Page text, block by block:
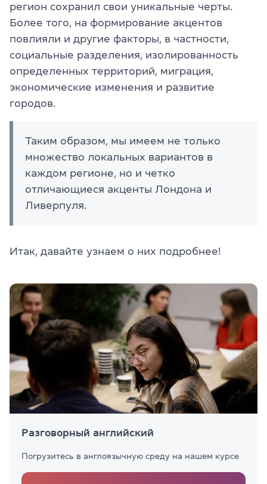
регион сохранил свои уникальные черты.
Более того, на формирование акцентов
повлияли и другие факторы, в частности,
социальные разделения, изолированность
определенных территорий, миграция,
экономические изменения и развитие
городов.
Таким образом, мы имеем не только
множество локальных вариантов в
каждом регионе, но и четко
отличающиеся акценты Лондона и
Ливерпуля.
Итак, давайте узнаем о них подробнее!
Разговорный английский
Погрузитесь в англоязычную среду на нашем курсе